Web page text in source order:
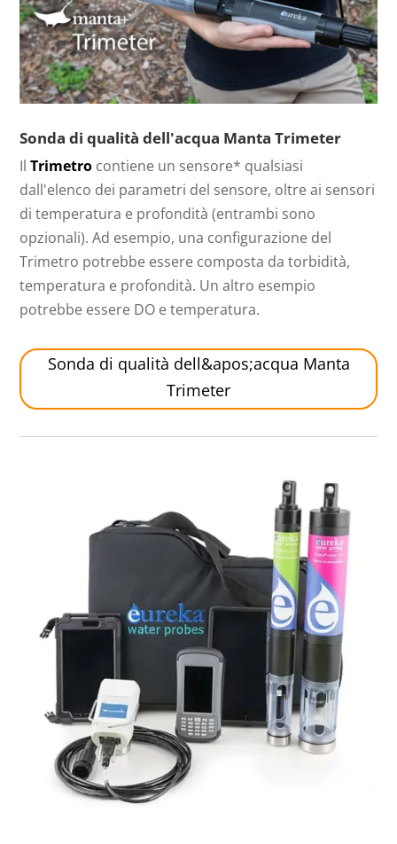
Sonda di qualità dell'acqua Manta Trimeter
IlTrimetro contiene un sensore* qualsiasi
dall'elenco dei parametri del sensore, oltre ai sensori
di temperatura e profondità (entrambi sono
opzionali). Ad esempio, una configurazione del
Trimetro potrebbe essere composta da torbidità,
temperatura e profondità. Un altro esempio
potrebbe essere DO e temperatura.
Sonda di qualità dell&apos;acqua Manta
Trimeter